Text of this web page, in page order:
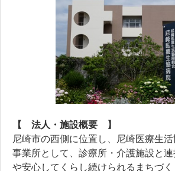
【 法人・施設概要 】
尼崎市の西側に位置し、尼崎医療生
事業所として、診療所・介護施設と連
や安心してくらし続けられるまちづ